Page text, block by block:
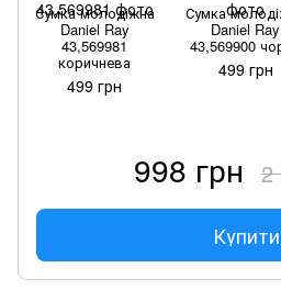
Сумка молодіжна
Daniel Ray
43,569981
коричнева
499 грн
Сумка
Daniel Ray
43,569900
499 грн
998 грн 2
Купити